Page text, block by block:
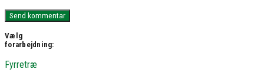
Vælg
forarbejdning:
Fyrretræ